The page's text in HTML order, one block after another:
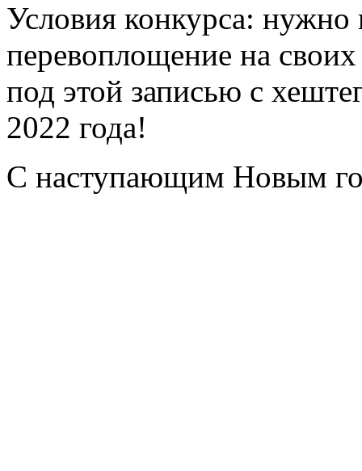
Условия конкурса:
перевоплощение на
под этой записью с
2022 года!
С наступающим Новым